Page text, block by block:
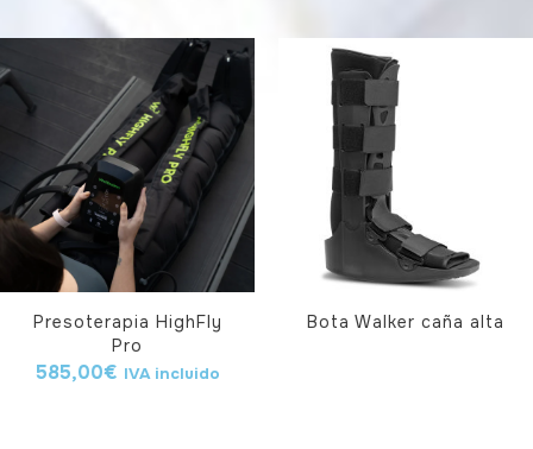
Presoterapia HighFly
Pro
585,00€ IVA incluido
Bota Walker caña alta